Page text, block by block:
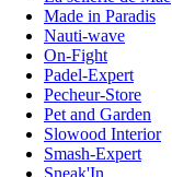
Made in Paradis
Nauti-wave
On-Fight
Padel-Expert
Pecheur-Store
Pet and Garden
Slowood Interior
Smash-Expert
Sneak'In